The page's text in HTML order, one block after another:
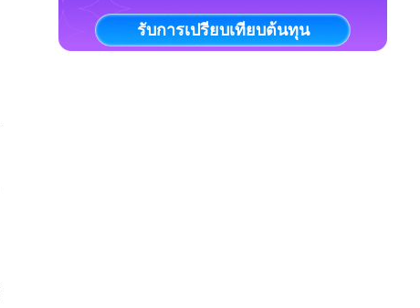
รับการเปรียบเทียบต้นทุน